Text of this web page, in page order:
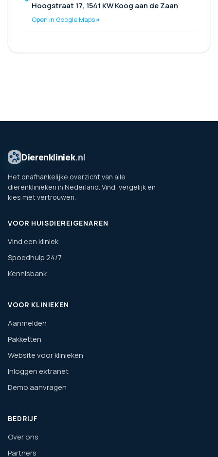
Hoogstraat 17, 1541 KW Koog aan de Zaan
Open in Google Maps
Dierenkliniek.nl
Het onafhankelijke overzicht van alle
dierenklinieken in Nederland. Vind, vergelijk en
kies met vertrouwen.
VOOR HUISDIEREIGENAREN
Vind een kliniek
Spoedhulp 24/7
Kennisbank
VOOR KLINIEKEN
Aanmelden
Pakketten
Website voor klinieken
Inloggen extranet
Demo aanvragen
BEDRIJF
Over ons
Partners